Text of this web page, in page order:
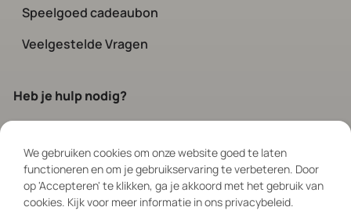
Speelgoed cadeaubon
Veelgestelde Vragen
Heb je hulp nodig?
service. Elke dag bereikbaar via chat
en social tussen 08:00 – 19:00
Volg ons
We gebruiken cookies om onze website goed te laten
functioneren en om je gebruikservaring te verbeteren. Door
op 'Accepteren' te klikken, ga je akkoord met het gebruik van
cookies. Kijk voor meer informatie in ons privacybeleid.